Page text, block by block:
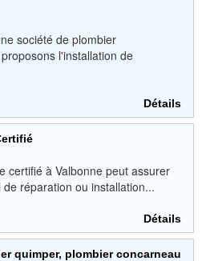
société de plombier
l'installation de
Détails
certifié à Valbonne peut assurer
réparation ou installation...
Détails
quimper, plombier concarneau